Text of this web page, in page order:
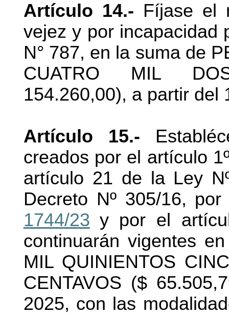
Artículo 14.- Fíjase el
vejez y por incapacidad
N° 787, en la suma de
CUATRO MIL
154.260,00), a partir del
Artículo 15.-
creados por el artículo
artículo 21 de la Ley
Decreto Nº 305/16,
1744/23 y por el
continuarán vigentes
MIL QUINIENTOS
CENTAVOS ($
2025, con las